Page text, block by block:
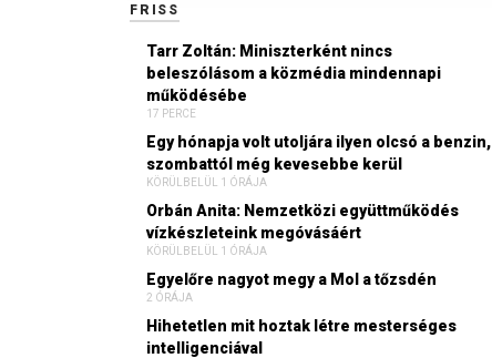
FRISS
Tarr Zoltán: Miniszterként nincs
beleszólásom a közmédia mindennapi
működésébe
17 PERCE
Egy hónapja volt utoljára ilyen olcsó a benzin,
szombattól még kevesebbe kerül
KÖRÜLBELÜL 1 ÓRÁJA
Orbán Anita: Nemzetközi együttműködés
vízkészleteink megóvásáért
KÖRÜLBELÜL 1 ÓRÁJA
Egyelőre nagyot megy a Mol a tőzsdén
2 ÓRÁJA
Hihetetlen mit hoztak létre mesterséges
intelligenciával